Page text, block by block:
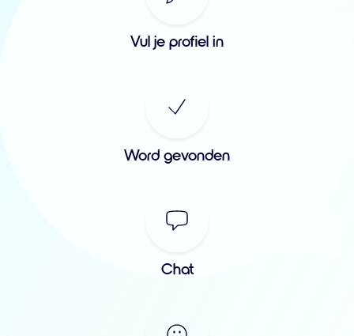
Vul je profiel in
Word gevonden
Chat